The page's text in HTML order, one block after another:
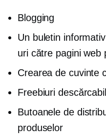
Blogging
Un buletin
uri către pagini web
Crearea de cuvinte
Freebiuri
Butoanele de
produselor